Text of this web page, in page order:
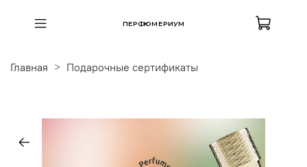
ПЕРФЮМЕРИУМ
Главная Подарочные сертификаты